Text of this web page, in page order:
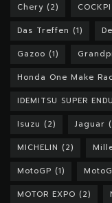
Chery (2)
Das Treffen (1)
Gazoo (1)
Honda One Make
IDEMITSU SUPER
Isuzu (2) Jaguar
MICHELIN (2)
MotoGP (1)
MOTOR EXPO (2)